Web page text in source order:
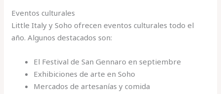
Eventos culturales
Little Italy y Soho ofrecen eventos culturales todo el
año. Algunos destacados son:
El Festival de San Gennaro en septiembre
Exhibiciones de arte en Soho
Mercados de artesanías y comida